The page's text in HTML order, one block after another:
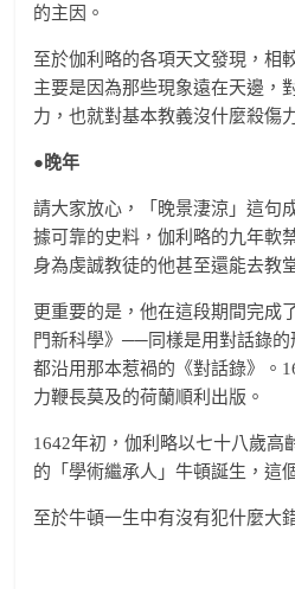
的主因。
至於伽利略的各項天文發現，相
主要是因為那些現象遠在天邊，
力，也就對基本教義沒什麼殺傷
●晚年
請大家放心，「晚景淒涼」這句
據可靠的史料，伽利略的九年軟
身為虔誠教徒的他甚至還能去教
更重要的是，他在這段期間完成
門新科學》──同樣是用對話錄
都沿用那本惹禍的《對話錄》。
力鞭長莫及的荷蘭順利出版。
1642年初，伽利略以七十八歲高
的「學術繼承人」牛頓誕生，這
至於牛頓一生中有沒有犯什麼大